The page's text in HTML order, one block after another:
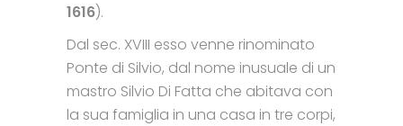
1616).
Dal sec. XVIII esso venne rinominato
Ponte di Silvio, dal nome inusuale di un
mastro Silvio Di Fatta che abitava con
la sua famiglia in una casa in tre corpi,